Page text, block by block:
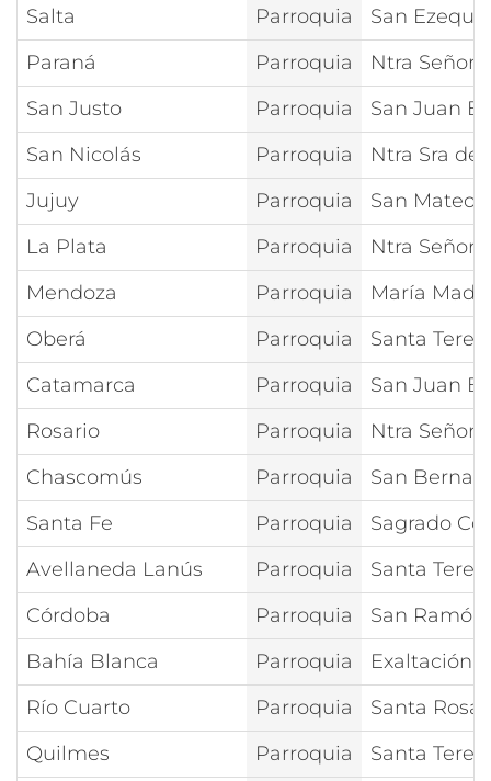
Salta
Parroquia
San
Paraná
Parroquia
Ntra
San Justo
Parroquia
San Juan
San Nicolás
Parroquia
Ntra Sra de
Jujuy
Parroquia
San Mateo
La Plata
Parroquia
Ntra
Mendoza
Parroquia
María
Oberá
Parroquia
Santa
Catamarca
Parroquia
San Juan
Rosario
Parroquia
Ntra
Chascomús
Parroquia
San
Santa Fe
Parroquia
Sagrado
Avellaneda Lanús
Parroquia
Santa
Córdoba
Parroquia
San
Bahía Blanca
Parroquia
Exaltación
Río Cuarto
Parroquia
Santa Rosa
Quilmes
Parroquia Santa